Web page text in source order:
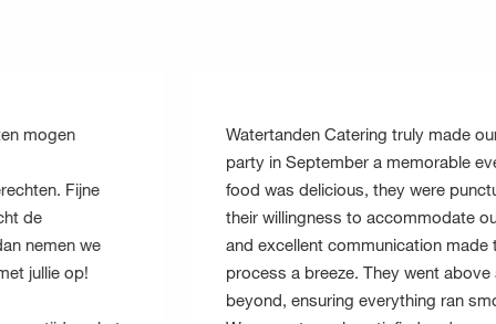
Watertanden Catering truly made our office
party in September a memorable event. The
food was delicious, they were punctual, and
their willingness to accommodate our needs
and excellent communication made the whole
process a breeze. They went above and
beyond, ensuring everything ran smoothly.